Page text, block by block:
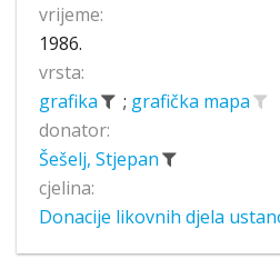
vrijeme:
1986.
vrsta:
grafika
; grafička mapa
donator:
Šešelj, Stjepan
cjelina:
Donacije likovnih djela